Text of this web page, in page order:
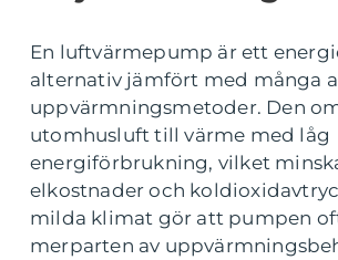
En luftvärmepump är ett
alternativ jämfört med många
uppvärmningsmetoder. Den
utomhusluft till värme med låg
energiförbrukning, vilket
elkostnader och
milda klimat gör att pumpen
merparten av